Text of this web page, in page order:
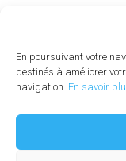
En poursuivant votre
destinés à améliorer
navigation. En savoir